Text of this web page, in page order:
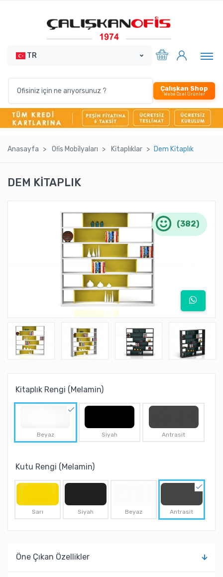
TR
Çalışkan Shop
Webe Özel Ürünler
Anasayfa Ofi̇s Mobi̇lyaları Ki̇taplıklar Dem Ki̇taplık
DEM KİTAPLIK
(382)
Kitaplık Rengi (Melamin)
Beyaz Siyah Antrasit
Kutu Rengi (Melamin)
Sarı Siyah Beyaz Antrasit
Öne Çıkan Özellikler